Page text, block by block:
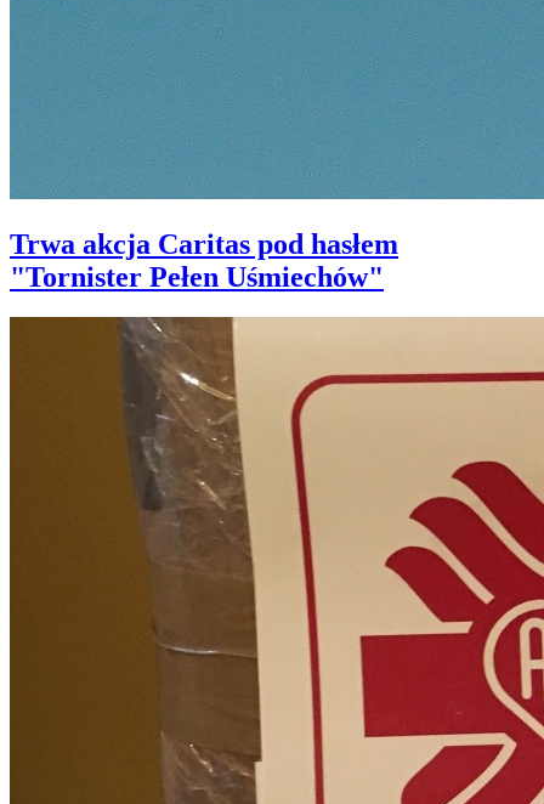
Trwa akcja Caritas pod hasłem
"Tornister Pełen Uśmiechów"